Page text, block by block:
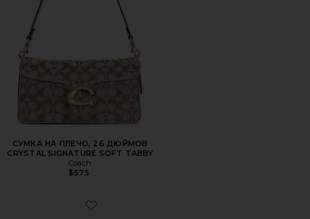
СУМКА НА ПЛЕЧО, 26 ДЮЙМОВ
CRYSTAL SIGNATURE SOFT TABBY
Coach
$575
Favorite КРОССОВКИ CLOUDNOVA 2